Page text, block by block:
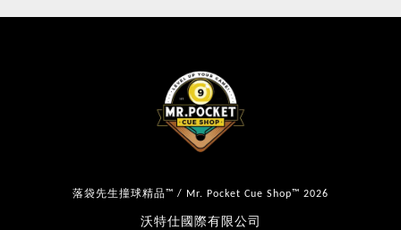
落袋先生撞球精品™ / Mr. Pocket Cue Shop™ 2026
沃特仕國際有限公司